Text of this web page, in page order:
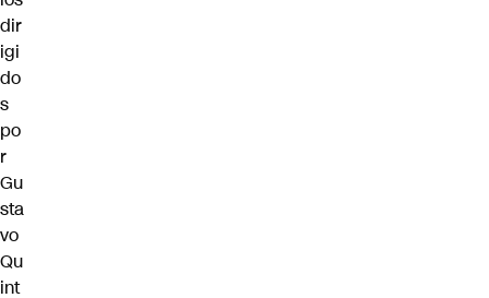
dir
igi
do
s
po
r
Gu
sta
vo
Qu
int